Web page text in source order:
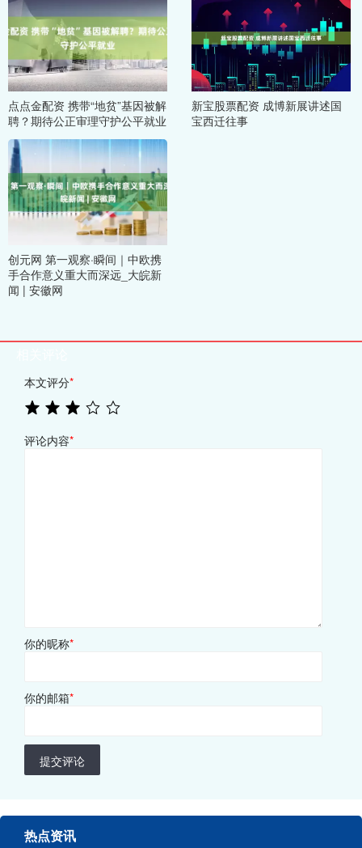
点点金配资 携带“地贫”基因被解
聘？期待公正审理守护公平就业
新宝股票配资 成博新展讲述国
宝西迁往事
创元网 第一观察·瞬间｜中欧携
手合作意义重大而深远_大皖新
闻 | 安徽网
本文评分*
评论内容*
你的昵称*
你的邮箱*
提交评论
热点资讯